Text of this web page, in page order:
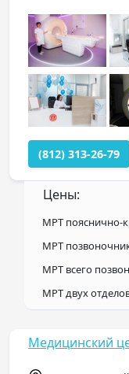
(812) 313-26-79
Цены:
МРТ пояснично-
МРТ
МРТ всего
МРТ двух
Медицинский